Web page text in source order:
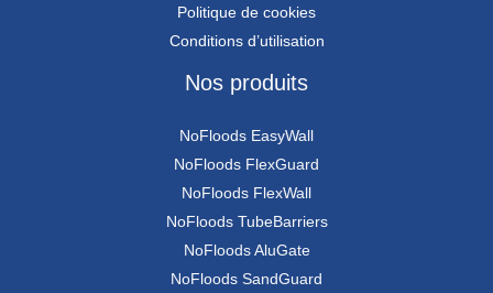
Politique de cookies
Conditions d’utilisation
Nos produits
NoFloods EasyWall
NoFloods FlexGuard
NoFloods FlexWall
NoFloods TubeBarriers
NoFloods AluGate
NoFloods SandGuard